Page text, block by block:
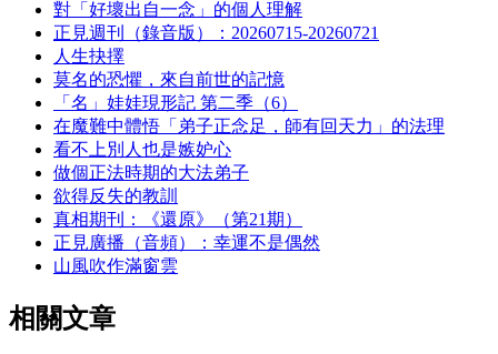
對「好壞出自一念」的個人理解
正見週刊（錄音版）：20260715-20260721
人生抉擇
莫名的恐懼，來自前世的記憶
「名」娃娃現形記 第二季（6）
在魔難中體悟「弟子正念足，師有回天力」的法理
看不上別人也是嫉妒心
做個正法時期的大法弟子
欲得反失的教訓
真相期刊：《還原》（第21期）
正見廣播（音頻）：幸運不是偶然
山風吹作滿窗雲
相關文章